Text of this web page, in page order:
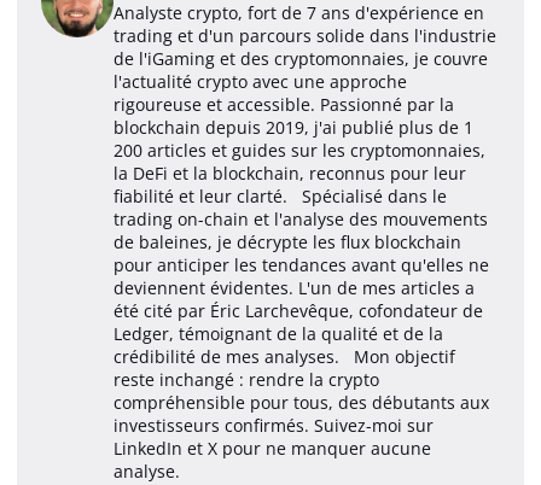
Analyste crypto, fort de 7 ans d'expérience en
trading et d'un parcours solide dans l'industrie
de l'iGaming et des cryptomonnaies, je couvre
l'actualité crypto avec une approche
rigoureuse et accessible. Passionné par la
blockchain depuis 2019, j'ai publié plus de 1
200 articles et guides sur les cryptomonnaies,
la DeFi et la blockchain, reconnus pour leur
fiabilité et leur clarté. Spécialisé dans le
trading on-chain et l'analyse des mouvements
de baleines, je décrypte les flux blockchain
pour anticiper les tendances avant qu'elles ne
deviennent évidentes. L'un de mes articles a
été cité par Éric Larchevêque, cofondateur de
Ledger, témoignant de la qualité et de la
crédibilité de mes analyses. Mon objectif
reste inchangé : rendre la crypto
compréhensible pour tous, des débutants aux
investisseurs confirmés. Suivez-moi sur
LinkedIn et X pour ne manquer aucune
analyse.